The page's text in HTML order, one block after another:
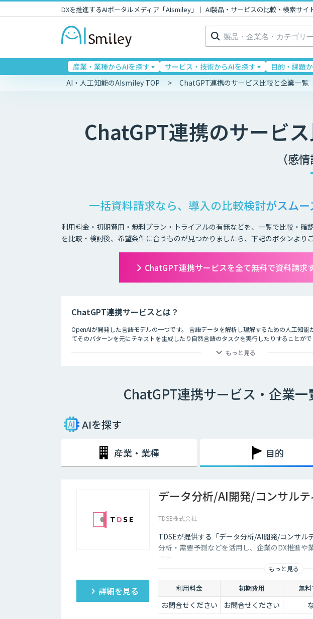
DXを推進するAIポータルメディア「AIsmiley」｜ AI製品・サービスの比較・検索サイ
検
索:
産業・業種からAIを探す サービス・技術からAIを探す 目的・課題
AI・人工知能のAIsmiley TOP ChatGPT連携のサービス比較と企業一覧
ChatGPT連携のサービ
（感
一括資料請求なら、導入の比較検討がスム
利用料金・初期費用・無料プラン・トライアルの有無などを、一覧で比較・確
を比較・検討後、希望条件に合うものが見つかりましたら、下記のボタンより
ChatGPT連携サービスを全て無料で資料請求
ChatGPT連携サービスとは？
OpenAIが開発した言語モデルの一つです。 言語データを解析し理解するための人工知能
てそのパターンを元にテキストを生成したり自然言語のタスクを実行したりすることが
もっと見る
ChatGPT連携サービス・企業一
AIを探す
産業・業種 目的
データ分析/AI開発/コンサルテ
TDSE株式会社
TDSEが提供する「データ分析/AI開発/コンサル
分析・需要予測などを活用し、企業のDX推進や
です。
もっと見る
詳細を見る 利用料金 初期費用 無
お問合せください お問合せください